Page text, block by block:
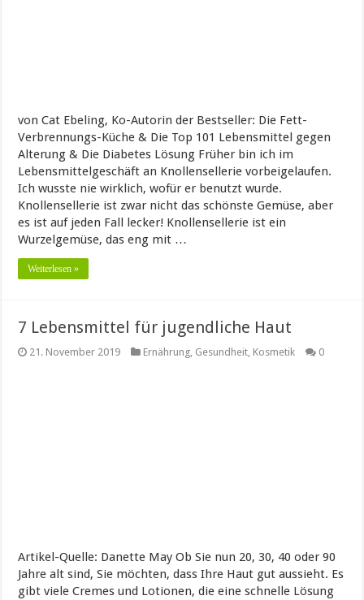
von Cat Ebeling, Ko-Autorin der Bestseller: Die Fett-
Verbrennungs-Küche & Die Top 101 Lebensmittel gegen
Alterung & Die Diabetes Lösung Früher bin ich im
Lebensmittelgeschäft an Knollensellerie vorbeigelaufen.
Ich wusste nie wirklich, wofür er benutzt wurde.
Knollensellerie ist zwar nicht das schönste Gemüse, aber
es ist auf jeden Fall lecker! Knollensellerie ist ein
Wurzelgemüse, das eng mit …
Weiterlesen »
7 Lebensmittel für jugendliche Haut
21. November 2019 Ernährung, Gesundheit, Kosmetik 0
Artikel-Quelle: Danette May Ob Sie nun 20, 30, 40 oder 90
Jahre alt sind, Sie möchten, dass Ihre Haut gut aussieht. Es
gibt viele Cremes und Lotionen, die eine schnelle Lösung